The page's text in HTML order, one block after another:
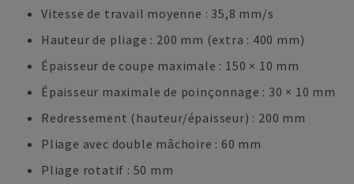
Vitesse de travail moyenne : 35,8 mm/s
Hauteur de pliage : 200 mm (extra : 400 mm)
Épaisseur de coupe maximale : 150 × 10 mm
Épaisseur maximale de poinçonnage : 30 × 10 mm
Redressement (hauteur/épaisseur) : 200 mm
Pliage avec double mâchoire : 60 mm
Pliage rotatif : 50 mm